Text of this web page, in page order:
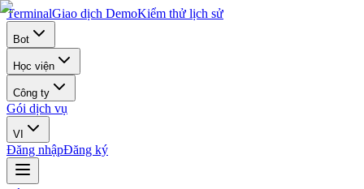
TerminalGiao dịch DemoKiểm thử lịch sử
Bot
Học viện
Công ty
Gói dịch vụ
VI
Đăng nhậpĐăng ký